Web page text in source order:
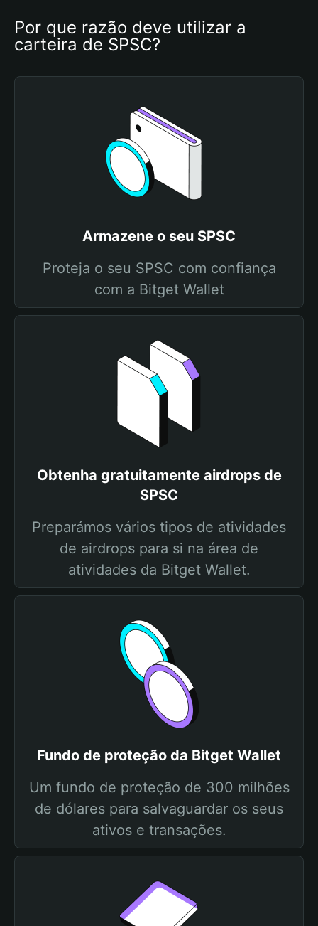
Por que razão deve utilizar a
carteira de SPSC?
Armazene o seu SPSC
Proteja o seu SPSC com confiança
com a Bitget Wallet
Obtenha gratuitamente airdrops de
SPSC
Preparámos vários tipos de atividades
de airdrops para si na área de
atividades da Bitget Wallet.
Fundo de proteção da Bitget Wallet
Um fundo de proteção de 300 milhões
de dólares para salvaguardar os seus
ativos e transações.